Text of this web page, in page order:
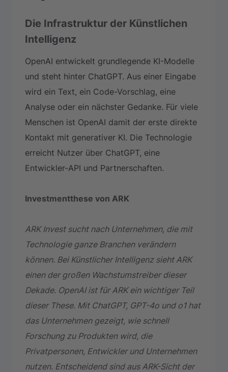
Die Infrastruktur der Künstlichen
Intelligenz
OpenAI entwickelt grundlegende KI-Modelle
und steht hinter ChatGPT. Aus einer Eingabe
wird ein Text, ein Code-Vorschlag, eine
Analyse oder ein nächster Gedanke. Für viele
Menschen ist OpenAI damit der erste direkte
Kontakt mit generativer KI. Die Technologie
erreicht Nutzer über ChatGPT, eine
Entwickler-API und Partnerschaften.
Investmentthese von ARK
ARK Invest sucht nach Unternehmen, die mit
Technologie ganze Branchen verändern
können. Bei Künstlicher Intelligenz sieht ARK
einen der großen Wachstumstreiber dieser
Dekade. OpenAI ist für ARK ein wichtiger Teil
dieser These. Mit ChatGPT, GPT-4o und o1 hat
das Unternehmen gezeigt, wie schnell
Forschung zu Produkten wird, die
Privatpersonen, Entwickler und Unternehmen
nutzen. Entscheidend sind aus ARK-Sicht der